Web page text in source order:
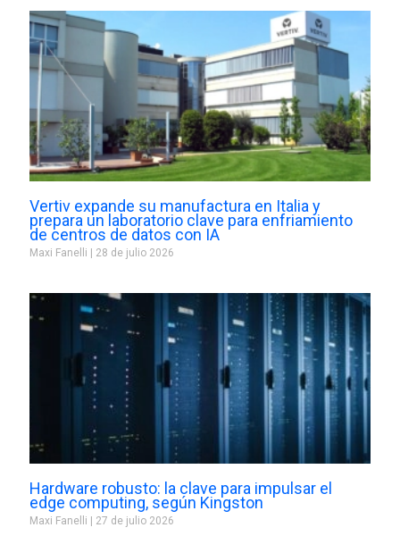
Vertiv expande su manufactura en Italia y
prepara un laboratorio clave para enfriamiento
de centros de datos con IA
Maxi Fanelli 28 de julio 2026
Hardware robusto: la clave para impulsar el
edge computing, según Kingston
Maxi Fanelli 27 de julio 2026